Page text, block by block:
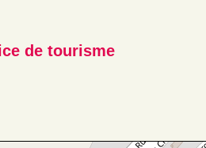
de tourisme